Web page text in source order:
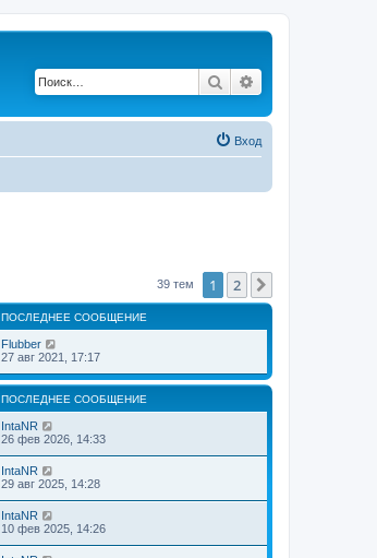
Поиск
Вход
39 тем 1 2
ПОСЛЕДНЕЕ СООБЩЕНИЕ
Flubber
27 авг 2021, 17:17
ПОСЛЕДНЕЕ СООБЩЕНИЕ
IntaNR
26 фев 2026, 14:33
IntaNR
29 авг 2025, 14:28
IntaNR
10 фев 2025, 14:26